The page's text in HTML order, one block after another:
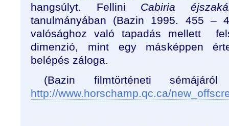
hangsúlyt. Fellini Cabiria
tanulmányában (Bazin 1995. 455 –
valósághoz való tapadás mellett
dimenzió, mint egy másképpen
belépés záloga.
(Bazin filmtörténeti
http://www.horschamp.qc.ca/